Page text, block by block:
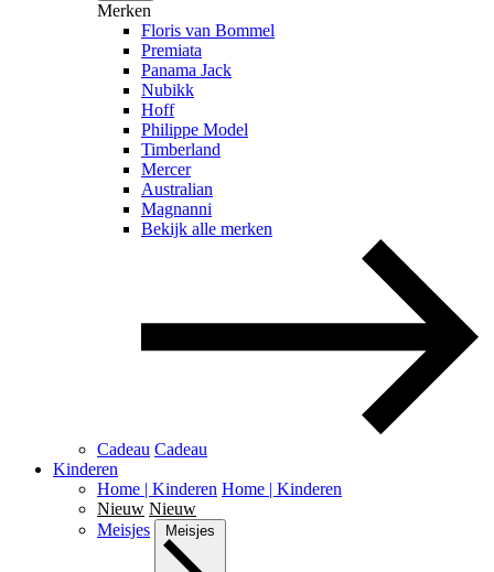
Merken
Floris van Bommel
Premiata
Panama Jack
Nubikk
Hoff
Philippe Model
Timberland
Mercer
Australian
Magnanni
Bekijk alle merken
Cadeau Cadeau
Kinderen
Home | Kinderen Home | Kinderen
Nieuw Nieuw
Meisjes
Meisjes